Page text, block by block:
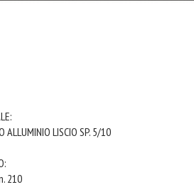
ALLUMINIO LISCIO SP. 5/10
210